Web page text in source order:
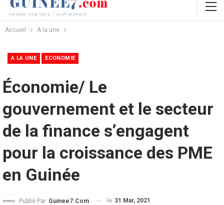
Accueil A la une
A LA UNE ECONOMIE
Économie/ Le
gouvernement et le secteur
de la finance s’engagent
pour la croissance des PME
en Guinée
Publié Par Guinee7.com le 31 Mar, 2021